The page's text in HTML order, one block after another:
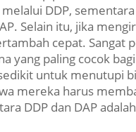
DDP,
Selain itu, jika
cepat. Sangat
yang paling cocok
untuk menutupi
mereka harus
DDP dan DAP